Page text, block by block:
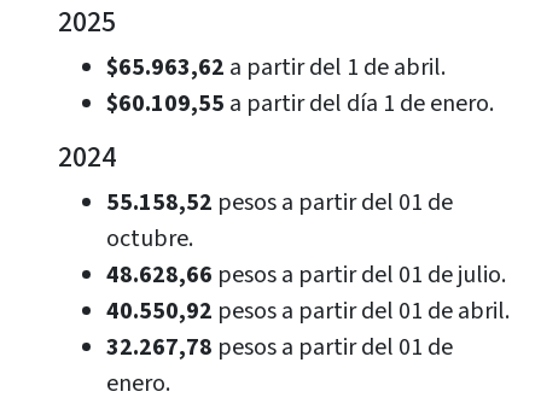
2025
$65.963,62 a partir del 1 de abril.
$60.109,55 a partir del día 1 de enero.
2024
55.158,52 pesos a partir del 01 de
octubre.
48.628,66 pesos a partir del 01 de julio.
40.550,92 pesos a partir del 01 de abril.
32.267,78 pesos a partir del 01 de
enero.